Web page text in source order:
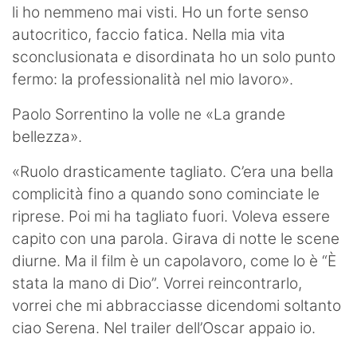
li ho nemmeno mai visti. Ho un forte senso
autocritico, faccio fatica. Nella mia vita
sconclusionata e disordinata ho un solo punto
fermo: la professionalità nel mio lavoro».
Paolo Sorrentino la volle ne «La grande
bellezza».
«Ruolo drasticamente tagliato. C’era una bella
complicità fino a quando sono cominciate le
riprese. Poi mi ha tagliato fuori. Voleva essere
capito con una parola. Girava di notte le scene
diurne. Ma il film è un capolavoro, come lo è “È
stata la mano di Dio”. Vorrei reincontrarlo,
vorrei che mi abbracciasse dicendomi soltanto
ciao Serena. Nel trailer dell’Oscar appaio io.